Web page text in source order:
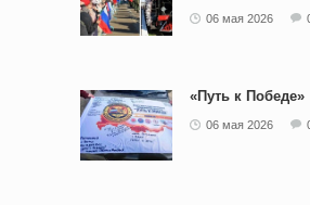
06 мая 2026
«Путь к Победе»
06 мая 2026